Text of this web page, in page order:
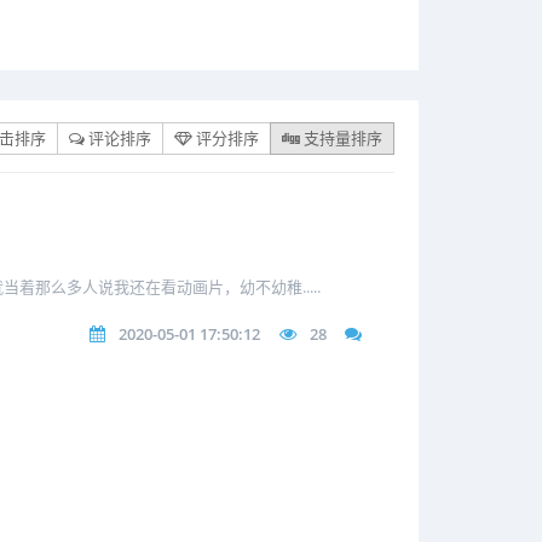
排序 评论排序 评分排序 支持量排序
着那么多人说我还在看动画片，幼不幼稚.....
2020-05-01 17:50:12 28